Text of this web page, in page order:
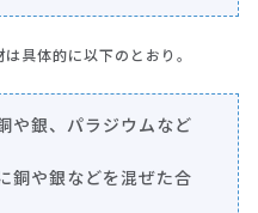
具体的に以下のとおり。
や銀、パラジウムなど
銅や銀などを混ぜた合